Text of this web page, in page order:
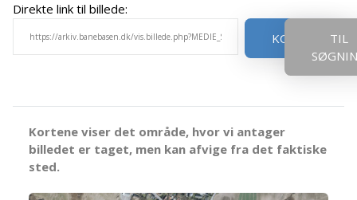
Direkte link til billede:
KOPIER
TIL
Kortene viser det område, hvor vi antager
billedet er taget, men kan afvige fra det faktiske
sted.